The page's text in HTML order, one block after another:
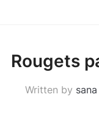
Rougets
Written by sana